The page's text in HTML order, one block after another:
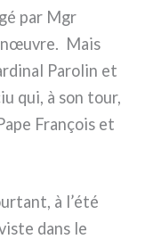
par Mgr
Mais
Parolin et
qui, à son tour,
François et
à l’été
dans le